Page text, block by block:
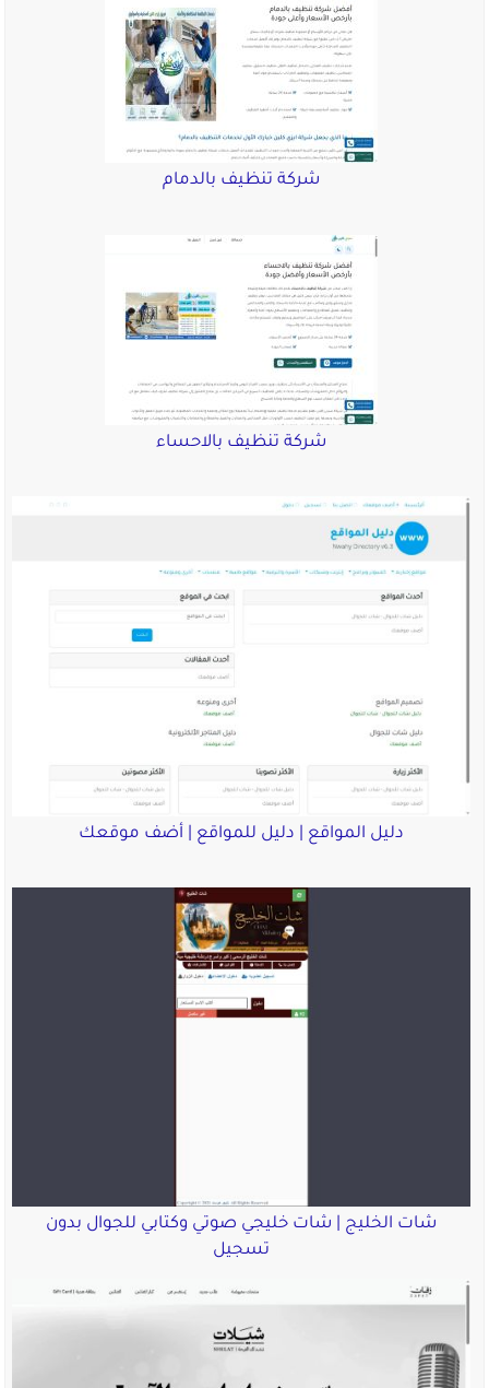
شركة تنظيف بالدمام
شركة تنظيف بالاحساء
دليل المواقع | دليل للمواقع | أضف موقعك
شات الخليج | شات خليجي صوتي وكتابي للجوال بدون
تسجيل